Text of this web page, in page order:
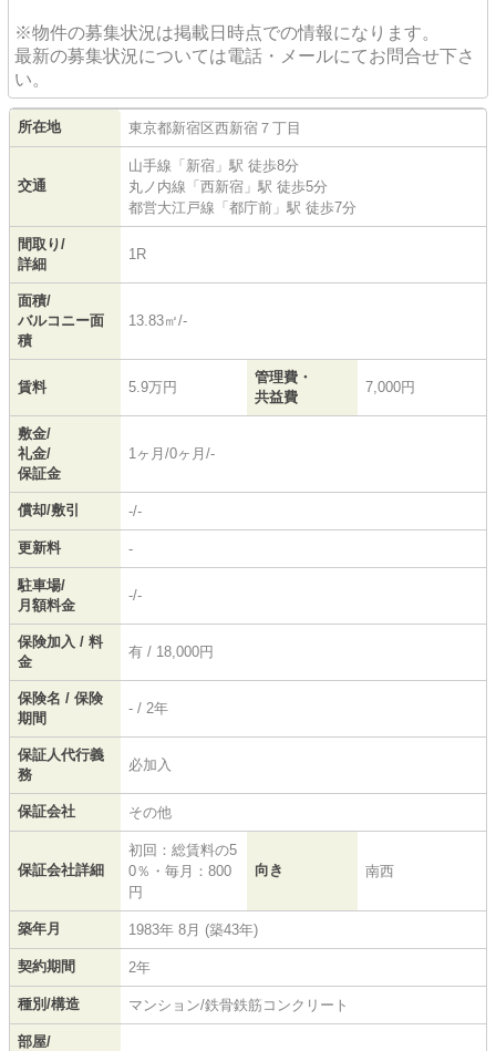
※物件の募集状況は掲載日時点での情報になります。
最新の募集状況については電話・メールにてお問合せ下さ
い。
所在地 東京都新宿区西新宿 ７丁目
交通
山手線 「 新宿 」駅 徒歩8分
丸ノ内線 「 西新宿 」駅 徒歩5分
都営大江戸線 「 都庁前 」駅 徒歩7分
間取り/
詳細
1R
面積/
バルコニー面
積
13.83㎡/-
賃料 5.9万円
管理費・
共益費
7,000円
敷金/
礼金/
保証金
1ヶ月/0ヶ月/-
償却/敷引 -/-
更新料 -
駐車場/
月額料金
-/-
保険加入 / 料
金
有 / 18,000円
保険名 / 保険
期間
- / 2年
保証人代行義
務
必加入
保証会社 その他
保証会社詳細
初回：総賃料の5
0％・毎月：800
円
向き 南西
築年月 1983年 8月 (築43年)
契約期間 2年
種別/構造 マンション/鉄骨鉄筋コンクリート
部屋/